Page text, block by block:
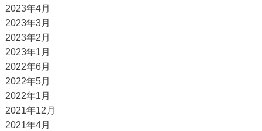
2023年4月
2023年3月
2023年2月
2023年1月
2022年6月
2022年5月
2022年1月
2021年12月
2021年4月